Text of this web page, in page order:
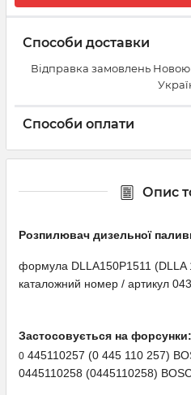
Способи доставки
Відправка замовлень Новою
Способи оплати
Опис
Розпилювач дизельної
формула DLLA150P1511 (DLLA
каталожний номер / артикул
Застосовується на форсунки:
0 445110257 (0 445 110 257)
0445110258 (0445110258)